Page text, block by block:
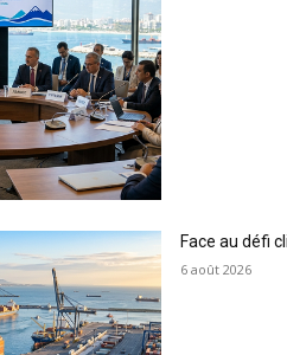
Face au défi
6 août 2026